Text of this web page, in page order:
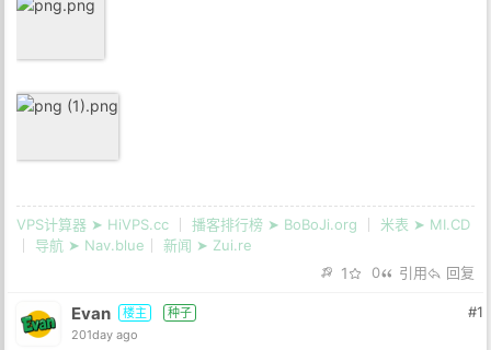
VPS计算器 ➤ HiVPS.cc 播客排行榜 ➤ BoBoJi.org
米表 ➤ MI.CD
导航 ➤ Nav.blue 新闻 ➤ Zui.re
1 0 引用 回复
Evan 楼主
种子
201day ago
#1